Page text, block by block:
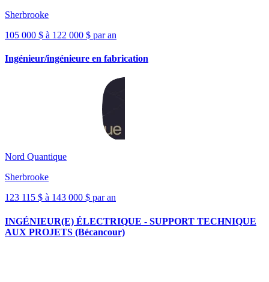
Sherbrooke
105 000 $ à 122 000 $ par an
Ingénieur/ingénieure en fabrication
Nord Quantique
Sherbrooke
123 115 $ à 143 000 $ par an
INGÉNIEUR(E) ÉLECTRIQUE - SUPPORT TECHNIQUE
AUX PROJETS (Bécancour)